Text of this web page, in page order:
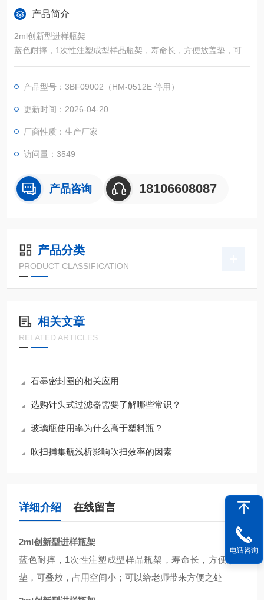
产品简介
2ml创新型进样瓶架
蓝色耐摔，1次性注塑成型样品瓶架，寿命长，方便放盖垫，可叠
放，占用空间小；可以给老师带来方便之处
产品型号：3BF09002（HM-0512E 停用）
更新时间：2026-04-20
厂商性质：生产厂家
访问量：3549
产品咨询 18106608087
产品分类
PRODUCT CLASSIFICATION
相关文章
RELATED ARTICLES
石墨密封圈的相关应用
选购针头式过滤器需要了解哪些常识？
玻璃瓶使用率为什么高于塑料瓶？
吹扫捕集瓶浅析影响吹扫效率的因素
详细介绍 在线留言
2ml创新型进样瓶架
蓝色耐摔，1次性注塑成型样品瓶架，寿命长，方便放盖
垫，可叠放，占用空间小；可以给老师带来方便之处
电话咨询